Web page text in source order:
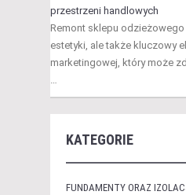
przestrzeni handlowych
Remont sklepu
estetyki, ale także kluczowy
marketingowej, który może
KATEGORIE
FUNDAMENTY ORAZ